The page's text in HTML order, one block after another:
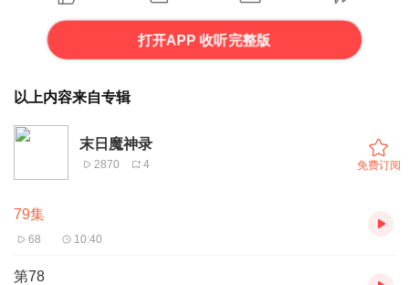
打开APP 收听完整版
以上内容来自专辑
末日魔神录
2870 4 免费订阅
79集
68 10:40
第78